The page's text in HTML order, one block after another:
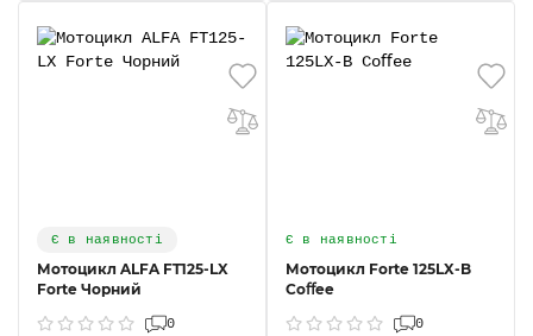
Є в наявності
Мотоцикл ALFA FT125-LX
Forte Чорний
0
Є в наявності
Мотоцикл Forte 125LX-B
Coﬀee
0